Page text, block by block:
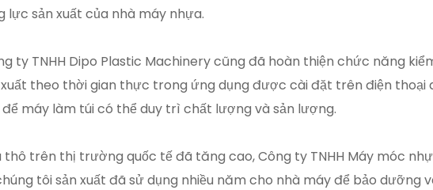
lực sản xuất của nhà máy nhựa.
ty TNHH Dipo Plastic Machinery cũng đã hoàn thiện chức năng
theo thời gian thực trong ứng dụng được cài đặt trên điện thoại
máy làm túi có thể duy trì chất lượng và sản lượng.
thô trên thị trường quốc tế đã tăng cao, Công ty TNHH Máy móc
tôi sản xuất đã sử dụng nhiều năm cho nhà máy để bảo dưỡng